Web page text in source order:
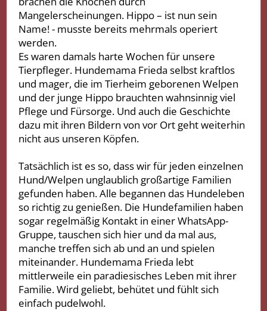
Mangelerscheinungen. Hippo – ist nun sein
Name! - musste bereits mehrmals operiert
werden.
Es waren damals harte Wochen für unsere
Tierpfleger. Hundemama Frieda selbst kraftlos
und mager, die im Tierheim geborenen Welpen
und der junge Hippo brauchten wahnsinnig viel
Pflege und Fürsorge. Und auch die Geschichte
dazu mit ihren Bildern von vor Ort geht weiterhin
nicht aus unseren Köpfen.
Tatsächlich ist es so, dass wir für jeden einzelnen
Hund/Welpen unglaublich großartige Familien
gefunden haben. Alle begannen das Hundeleben
so richtig zu genießen. Die Hundefamilien haben
sogar regelmäßig Kontakt in einer WhatsApp-
Gruppe, tauschen sich hier und da mal aus,
manche treffen sich ab und an und spielen
miteinander. Hundemama Frieda lebt
mittlerweile ein paradiesisches Leben mit ihrer
Familie. Wird geliebt, behütet und fühlt sich
einfach pudelwohl.